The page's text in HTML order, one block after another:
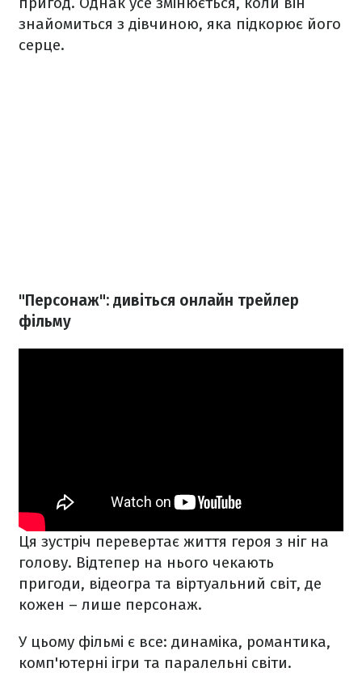
знайомиться з дівчиною, яка підкорює його
серце.
"Персонаж": дивіться онлайн трейлер
фільму
Ця зустріч перевертає життя героя з ніг на
голову. Відтепер на нього чекають
пригоди, відеогра та віртуальний світ, де
кожен – лише персонаж.
У цьому фільмі є все: динаміка, романтика,
комп'ютерні ігри та паралельні світи.